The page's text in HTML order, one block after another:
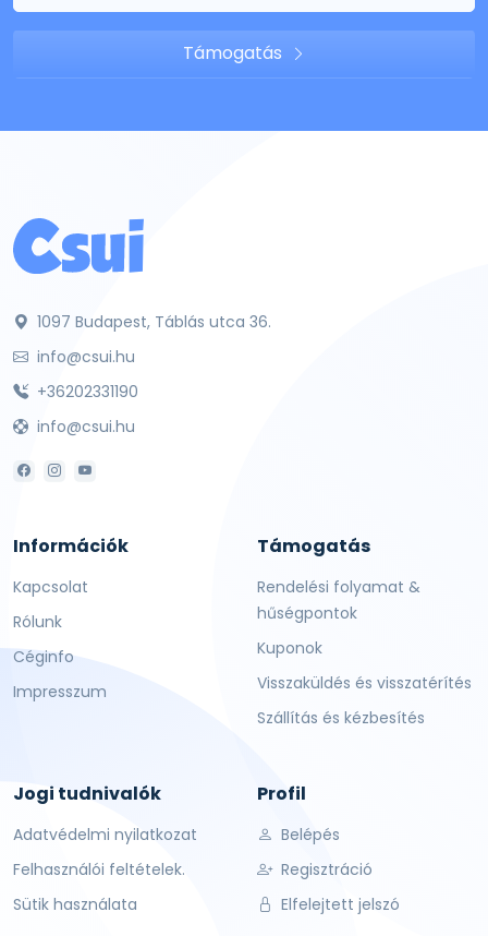
Támogatás
1097 Budapest, Táblás utca 36.
info@csui.hu
+36202331190
info@csui.hu
Információk
Kapcsolat
Rólunk
Céginfo
Impresszum
Támogatás
Rendelési folyamat &
hűségpontok
Kuponok
Visszaküldés és visszatérítés
Szállítás és kézbesítés
Jogi tudnivalók
Adatvédelmi nyilatkozat
Felhasználói feltételek.
Sütik használata
Profil
Belépés
Regisztráció
Elfelejtett jelszó